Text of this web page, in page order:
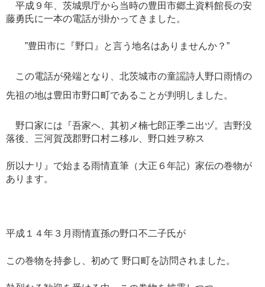
平成９年、茨城県庁から当時の豊田市郷土資料館長の安
藤勇氏に一本の電話が掛かってきました。
”豊田市に『野口』と言う地名はありませんか？”
この電話が発端となり、北茨城市の童謡詩人野口雨情の
先祖の地は豊田市野口町であることが判明しました。
野口家には『吾家ヘ、其初メ楠七郎正季ニ出ヅ。吉野没
落後、三河賀茂郡野口村ニ移ル、野口姓ヲ称ス
所以ナリ』で始まる雨情直筆（大正６年記）家伝の巻物が
あります。
平成１４年３月雨情直孫の野口不二子氏が
この巻物を持参し、初めて 野口町を訪問されました。